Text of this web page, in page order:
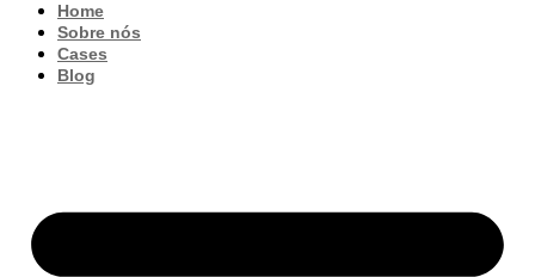
Home
Sobre nós
Cases
Blog